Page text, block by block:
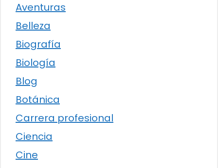
Aventuras
Belleza
Biografía
Biología
Blog
Botánica
Carrera profesional
Ciencia
Cine